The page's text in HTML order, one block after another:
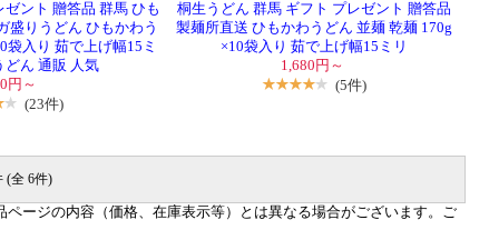
ント 贈答品 群馬 ひも
盛りうどん ひもかわう
袋入り 茹で上げ幅15ミ
どん 通販 人気
円～
(23件)
桐生うどん 群馬 ギフト プレゼント 贈答品
製麺所直送 ひもかわうどん 並麺 乾麺 170g
×10袋入り 茹で上げ幅15ミリ
1,680円～
(5件)
(全 6件)
ージの内容（価格、在庫表示等）とは異なる場合がございます。ご